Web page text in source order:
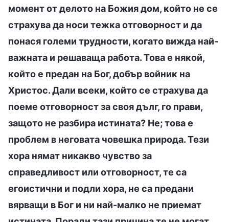
момент от делото на Божия дом, който не се
страхува да носи тежка отговорност и да
понася големи трудности, когато вижда най-
важната и решаваща работа. Това е някой,
който е предан на Бог, добър войник на
Христос. Дали всеки, който се страхува да
поеме отговорност за своя дълг, го прави,
защото не разбира истината? Не; това е
проблем в неговата човешка природа. Тези
хора нямат никакво чувство за
справедливост или отговорност, те са
егоистични и подли хора, не са предани
вярващи в Бог и ни най-малко не приемат